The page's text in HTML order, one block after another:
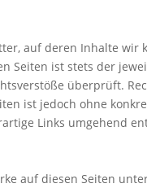
auf deren Inhalte
Seiten ist stets der
überprüft.
ist jedoch ohne
Links umgehend
auf diesen Seiten